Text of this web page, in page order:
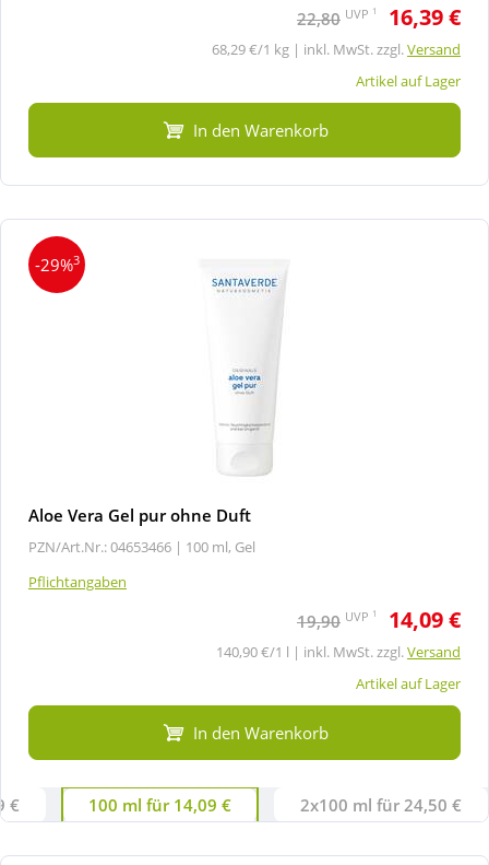
22,80 UVP 1 16,39 €
68,29 €/1 kg | inkl. MwSt. zzgl.Versand
Artikel auf Lager
In den Warenkorb
-29%3
Aloe Vera Gel pur ohne Duft
PZN/Art.Nr.: 04653466 | 100 ml, Gel
Pflichtangaben
19,90 UVP 1 14,09 €
140,90 €/1 l | inkl. MwSt. zzgl.Versand
Artikel auf Lager
In den Warenkorb
€ 100 ml für 14,09 € 2x100 ml für 24,50 €